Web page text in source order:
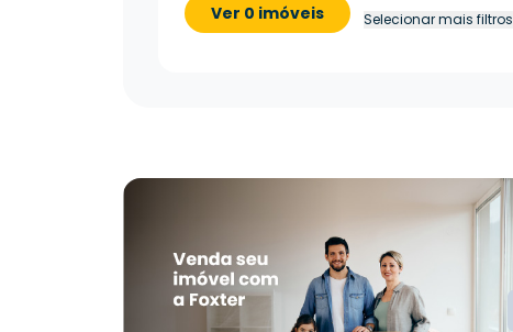
Ver 0 imóveis Selecionar mais filtros